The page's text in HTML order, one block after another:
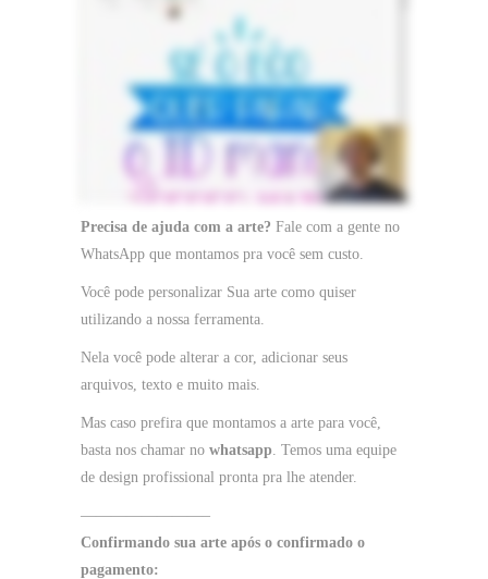
Precisa de ajuda com a arte? Fale com a gente no
WhatsApp que montamos pra você sem custo.
Você pode personalizar Sua arte como quiser
utilizando a nossa ferramenta.
Nela você pode alterar a cor, adicionar seus
arquivos, texto e muito mais.
Mas caso prefira que montamos a arte para você,
basta nos chamar no whatsapp . Temos uma equipe
de design profissional pronta pra lhe atender.
————————–
Confirmando sua arte após o confirmado o
pagamento: